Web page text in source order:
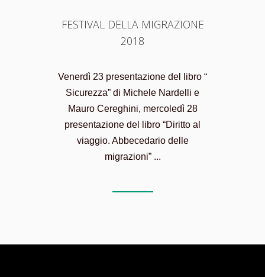
FESTIVAL DELLA MIGRAZIONE
2018
Venerdì 23 presentazione del libro “
Sicurezza” di Michele Nardelli e
Mauro Cereghini, mercoledì 28
presentazione del libro “Diritto al
viaggio. Abbecedario delle
migrazioni” ...